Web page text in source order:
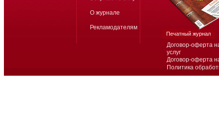
Договор-оферта
услуг
Договор-оферта
Политика
О журнале
Рекламодателям
Печатный журнал